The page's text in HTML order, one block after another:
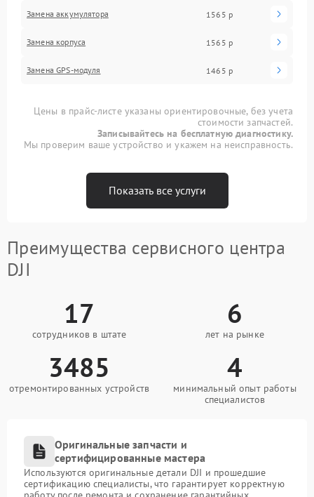
Замена аккумулятора 1565 р
Замена корпуса 1565 р
Замена GPS-модуля 1465 р
Цены в прайс-листе указаны ориентировочные, без учета
стоимости запчастей.
Записывайтесь на бесплатную диагностику.
Мы проверим ваше устройство и укажем на неисправность.
Показать все услуги
Преимущества сервисного центра
DJI
17
сотрудников в штате
6
лет на рынке
3485
отремонтированных устройств
4
минимальный опыт работы
специалистов
Оригинальные запчасти и
сертифицированные мастера
Используются оригинальные детали DJI и прошедшие
сертификацию специалисты, что гарантирует корректную